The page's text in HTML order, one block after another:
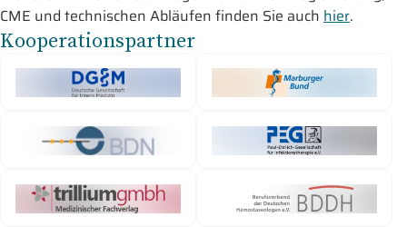
CME und technischen Abläufen finden Sie auch hier.
Kooperationspartner